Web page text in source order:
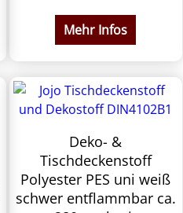
Mehr Infos
Deko- &
Tischdeckenstoff
Polyester PES uni weiß
schwer entflammbar ca.